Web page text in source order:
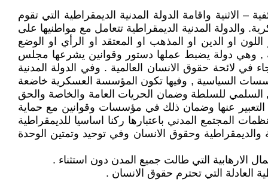
واقامة الدولة المدنية الديمقراطية التي تقوم
والدولة المدنية الديمقراطية تتعامل مع مواطنيها على
او الدين او المذهب او المعتقد او الرأي او الوضع
, وهي دولة يضبط عملها دستور وقوانين يشرعها مجلس
في لائحة حقوق الانسان العالمية . وفي الدولة المدنية
السياسية , وفيها تكون المؤسسة العسكرية خاضعة
السلمي للسلطة وضمان الحريات العامة والخاصة والحق
التعبير عنها وضمان ذلك في مؤسسات وقوانين مع حماية
المجتمع المدني باعتبارها ركنا اساسيا للديمقراطية
وحقوق الانسان وفي توحيد وتمتين الوحدة
الارهابية التي طالت جميع المدن دون استثناء .
العادلة التي تحترم حقوق الانسان .